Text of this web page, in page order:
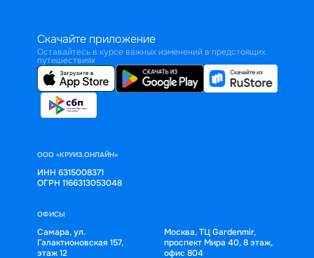
Скачайте приложение
Оставайтесь в курсе важных изменений в предстоящих
путешествиях
ООО «КРУИЗ.ОНЛАЙН»
ИНН 6315008371
ОГРН 1166313053048
ОФИСЫ
Самара, ул.
Галактионовская 157,
этаж 12
Москва, ТЦ Gardenmir,
проспект Мира 40, 8 этаж,
офис 804